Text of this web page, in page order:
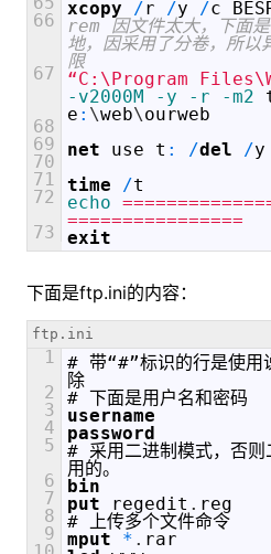
66
67
68
69
70
71
72
73
xcopy
/r /y /c
rem 因文件太大，下面
地，因采用了分卷，所以
限
“C:\Program
-v2000M -y -r -m2
e : \web\ourweb
net
use t : /del /y
time
/t
echo
================
exit
下面是ftp.ini的内容：
ftp.ini
1
2
3
4
5
6
7
8
9
# 带“#”标识的行是使用
除
# 下面是用户名和密码
username
password
# 采用二进制模式，否
用的。
bin
put
regedit . reg
#
上传多个文件命令
mput
* . rar